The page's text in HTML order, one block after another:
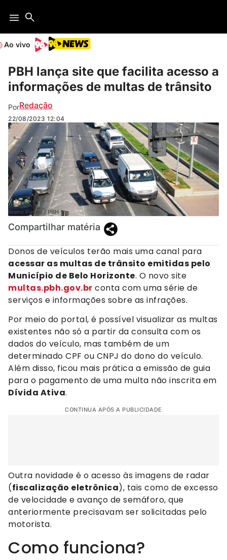
Ao vivo
PBH lança site que facilita acesso a
informações de multas de trânsito
PorRedação
22/08/2023 12:04
Breno Pararo / PBH
Compartilhar matéria
Donos de veículos terão mais uma canal para
acessar as multas de trânsito emitidas pelo
Município de Belo Horizonte. O novo site
multas.pbh.gov.br conta com uma série de
serviços e informações sobre as infrações.
Por meio do portal, é possível visualizar as multas
existentes não só a partir da consulta com os
dados do veículo, mas também de um
determinado CPF ou CNPJ do dono do veículo.
Além disso, ficou mais prática a emissão de guia
para o pagamento de uma multa não inscrita em
Dívida Ativa.
CONTINUA APÓS A PUBLICIDADE
Outra novidade é o acesso às imagens de radar
(fiscalização eletrônica), tais como de excesso
de velocidade e avanço de semáforo, que
anteriormente precisavam ser solicitadas pelo
motorista.
Como funciona?